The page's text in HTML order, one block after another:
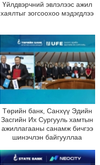
Үйлдвэрчний эвлэлээс ажил
хаялтыг зогсоохоо мэдэгдлээ
Төрийн банк, Санхүү Эдийн
Засгийн Их Сургууль хамтын
ажиллагааны санамж бичгээ
шинэчлэн байгууллаа